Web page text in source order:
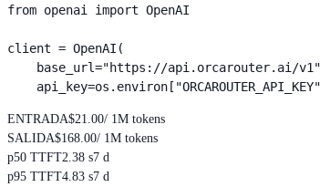
from openai import OpenAI
client = OpenAI(
base_url="https://api.orcarouter.ai/
ENTRADA$21.00/ 1M tokens
SALIDA$168.00/ 1M tokens
p50 TTFT2.38 s7 d
p95 TTFT4.83 s7 d